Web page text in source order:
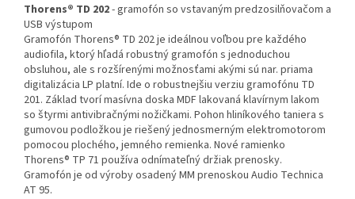
Thorens® TD 202- gramofón so vstavaným predzosilňovačom a
USB výstupom
Gramofón Thorens® TD 202 je ideálnou voľbou pre každého
audiofila, ktorý hľadá robustný gramofón s jednoduchou
obsluhou, ale s rozšírenými možnosťami akými sú nar. priama
digitalizácia LP platní. Ide o robustnejšiu verziu gramofónu TD
201. Základ tvorí masívna doska MDF lakovaná klavírnym lakom
so štyrmi antivibračnými nožičkami. Pohon hliníkového taniera s
gumovou podložkou je riešený jednosmerným elektromotorom
pomocou plochého, jemného remienka. Nové ramienko
Thorens® TP 71 používa odnímateľný držiak prenosky.
Gramofón je od výroby osadený MM prenoskou Audio Technica
AT 95.